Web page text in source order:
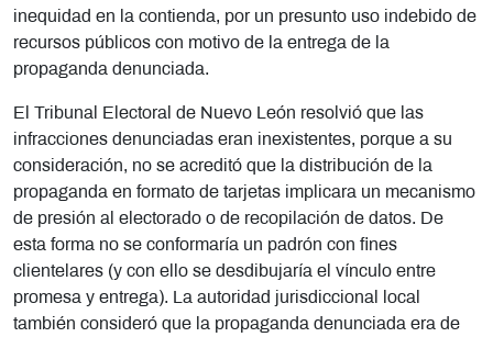
inequidad en la contienda, por un presunto uso indebido de
recursos públicos con motivo de la entrega de la
propaganda denunciada.
El Tribunal Electoral de Nuevo León resolvió que las
infracciones denunciadas eran inexistentes, porque a su
consideración, no se acreditó que la distribución de la
propaganda en formato de tarjetas implicara un mecanismo
de presión al electorado o de recopilación de datos. De
esta forma no se conformaría un padrón con fines
clientelares (y con ello se desdibujaría el vínculo entre
promesa y entrega). La autoridad jurisdiccional local
también consideró que la propaganda denunciada era de